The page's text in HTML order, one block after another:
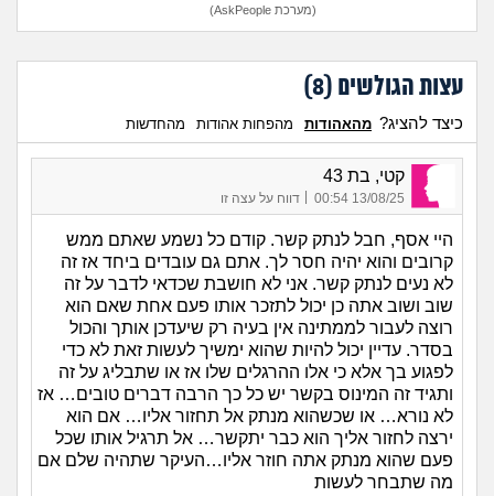
(מערכת AskPeople)
עצות הגולשים (8
)
כיצד להציג? מהאהודות מהפחות אהודות מהחדשות
קטי, בת 43
13/08/25 00:54 דווח על עצה זו
היי אסף, חבל לנתק קשר. קודם כל נשמע שאתם ממש
קרובים והוא יהיה חסר לך. אתם גם עובדים ביחד אז זה
לא נעים לנתק קשר. אני לא חושבת שכדאי לדבר על זה
שוב ושוב אתה כן יכול לתזכר אותו פעם אחת שאם הוא
רוצה לעבור לממתינה אין בעיה רק שיעדכן אותך והכול
בסדר. עדיין יכול להיות שהוא ימשיך לעשות זאת לא כדי
לפגוע בך אלא כי אלו ההרגלים שלו אז או שתבליג על זה
ותגיד זה המינוס בקשר יש כל כך הרבה דברים טובים… אז
לא נורא… או שכשהוא מנתק אל תחזור אליו… אם הוא
ירצה לחזור אליך הוא כבר יתקשר… אל תרגיל אותו שכל
פעם שהוא מנתק אתה חוזר אליו…העיקר שתהיה שלם אם
מה שתבחר לעשות